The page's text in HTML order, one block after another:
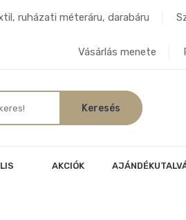
ruházati méteráru, darabáru
Vásárlás menete
AKCIÓK